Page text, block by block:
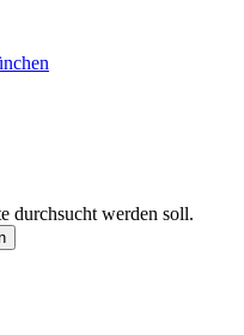
durchsucht werden soll.